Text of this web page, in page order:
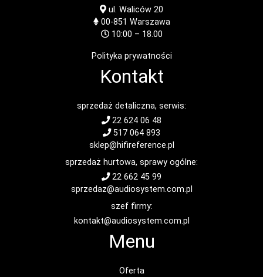
ul. Waliców 20
00-851 Warszawa
10:00 – 18.00
Polityka prywatności
Kontakt
sprzedaż detaliczna, serwis:
22 624 06 48
517 064 893
sklep@hifireference.pl
sprzedaż hurtowa, sprawy ogólne:
22 662 45 99
sprzedaz@audiosystem.com.pl
szef firmy:
kontakt@audiosystem.com.pl
Menu
Oferta